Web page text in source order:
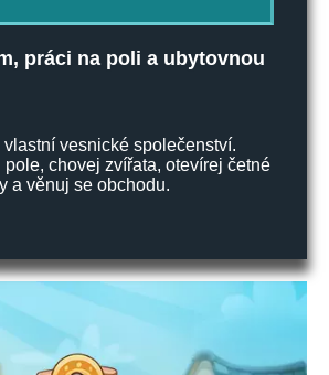
práci na poli a ubytovnou
vesnické společenství.
chovej zvířata, otevírej četné
a věnuj se obchodu.